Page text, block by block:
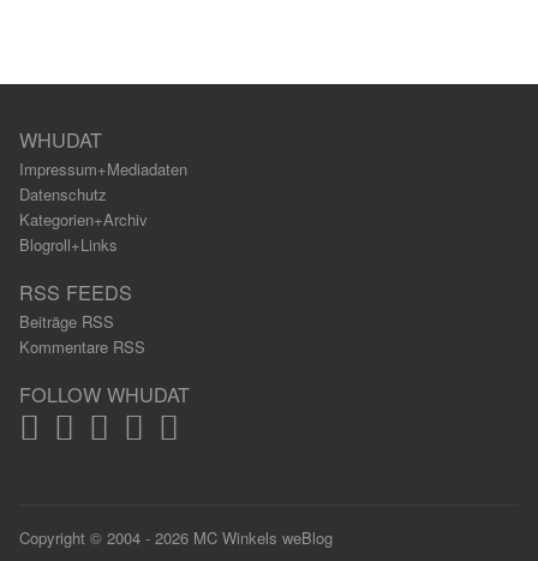
WHUDAT
Impressum+Mediadaten
Datenschutz
Kategorien+Archiv
Blogroll+Links
RSS FEEDS
Beiträge RSS
Kommentare RSS
FOLLOW WHUDAT
Copyright © 2004 - 2026 MC Winkels weBlog